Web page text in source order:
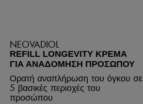
NEOVADIOL
REFILL LONGEVITY ΚΡΈΜΑ
ΓΙΑ ΑΝΑΔΌΜΗΣΗ ΠΡΟΣΏΠΟΥ
Ορατή αναπλήρωση του όγκου σε
5 βασικές περιοχές του
προσώπου